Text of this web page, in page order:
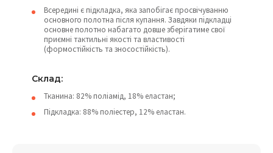
Всередині є підкладка, яка запобігає просвічуванню
основного полотна після купання. Завдяки підкладці
основне полотно набагато довше зберігатиме свої
приємні тактильні якості та властивості
(формостійкість та зносостійкість).
Склад:
Тканина: 82% поліамід, 18% еластан;
Підкладка: 88% поліестер, 12% еластан.